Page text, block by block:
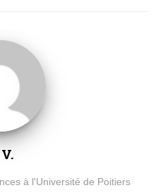
à l'Université de Poitiers